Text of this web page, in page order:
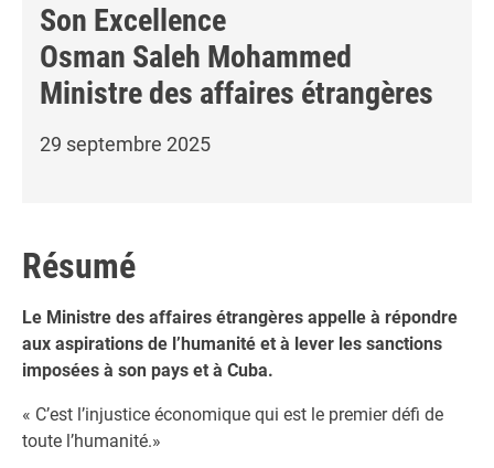
Son Excellence
Osman Saleh Mohammed
Ministre des affaires étrangères
29 septembre 2025
Résumé
Le Ministre des affaires étrangères appelle à répondre
aux aspirations de l’humanité et à lever les sanctions
imposées à son pays et à Cuba.
« C’est l’injustice économique qui est le premier défi de
toute l’humanité.»